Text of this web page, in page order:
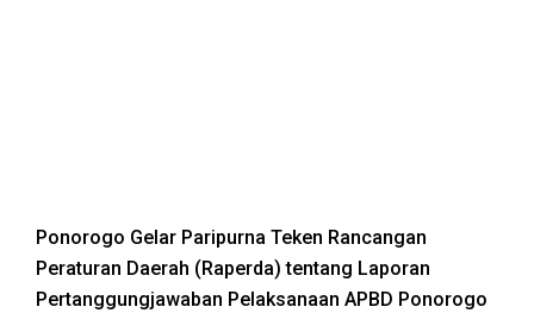
Ponorogo Gelar Paripurna Teken Rancangan
Peraturan Daerah (Raperda) tentang Laporan
Pertanggungjawaban Pelaksanaan APBD Ponorogo